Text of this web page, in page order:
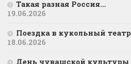
Такая разная Россия…
19.06.2026
Поездка в кукольный театр
18.06.2026
День чувашской культуры